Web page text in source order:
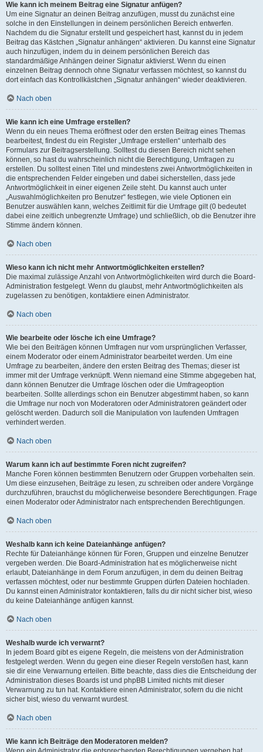
Wie kann ich meinem Beitrag eine Signatur anfügen?
Um eine Signatur an deinen Beitrag anzufügen, musst du zunächst eine
solche in den Einstellungen in deinem persönlichen Bereich entwerfen.
Nachdem du die Signatur erstellt und gespeichert hast, kannst du in jedem
Beitrag das Kästchen „Signatur anhängen“ aktivieren. Du kannst eine Signatur
auch hinzufügen, indem du in deinem persönlichen Bereich das
standardmäßige Anhängen deiner Signatur aktivierst. Wenn du einen
einzelnen Beitrag dennoch ohne Signatur verfassen möchtest, so kannst du
dort einfach das Kontrollkästchen „Signatur anhängen“ wieder deaktivieren.
Nach oben
Wie kann ich eine Umfrage erstellen?
Wenn du ein neues Thema eröffnest oder den ersten Beitrag eines Themas
bearbeitest, findest du ein Register „Umfrage erstellen“ unterhalb des
Formulars zur Beitragserstellung. Solltest du diesen Bereich nicht sehen
können, so hast du wahrscheinlich nicht die Berechtigung, Umfragen zu
erstellen. Du solltest einen Titel und mindestens zwei Antwortmöglichkeiten in
die entsprechenden Felder eingeben und dabei sicherstellen, dass jede
Antwortmöglichkeit in einer eigenen Zeile steht. Du kannst auch unter
„Auswahlmöglichkeiten pro Benutzer“ festlegen, wie viele Optionen ein
Benutzer auswählen kann, welches Zeitlimit für die Umfrage gilt (0 bedeutet
dabei eine zeitlich unbegrenzte Umfrage) und schließlich, ob die Benutzer ihre
Stimme ändern können.
Nach oben
Wieso kann ich nicht mehr Antwortmöglichkeiten erstellen?
Die maximal zulässige Anzahl von Antwortmöglichkeiten wird durch die Board-
Administration festgelegt. Wenn du glaubst, mehr Antwortmöglichkeiten als
zugelassen zu benötigen, kontaktiere einen Administrator.
Nach oben
Wie bearbeite oder lösche ich eine Umfrage?
Wie bei den Beiträgen können Umfragen nur vom ursprünglichen Verfasser,
einem Moderator oder einem Administrator bearbeitet werden. Um eine
Umfrage zu bearbeiten, ändere den ersten Beitrag des Themas; dieser ist
immer mit der Umfrage verknüpft. Wenn niemand eine Stimme abgegeben hat,
dann können Benutzer die Umfrage löschen oder die Umfrageoption
bearbeiten. Sollte allerdings schon ein Benutzer abgestimmt haben, so kann
die Umfrage nur noch von Moderatoren oder Administratoren geändert oder
gelöscht werden. Dadurch soll die Manipulation von laufenden Umfragen
verhindert werden.
Nach oben
Warum kann ich auf bestimmte Foren nicht zugreifen?
Manche Foren können bestimmten Benutzern oder Gruppen vorbehalten sein.
Um diese einzusehen, Beiträge zu lesen, zu schreiben oder andere Vorgänge
durchzuführen, brauchst du möglicherweise besondere Berechtigungen. Frage
einen Moderator oder Administrator nach entsprechenden Berechtigungen.
Nach oben
Weshalb kann ich keine Dateianhänge anfügen?
Rechte für Dateianhänge können für Foren, Gruppen und einzelne Benutzer
vergeben werden. Die Board-Administration hat es möglicherweise nicht
erlaubt, Dateianhänge in dem Forum anzufügen, in dem du deinen Beitrag
verfassen möchtest, oder nur bestimmte Gruppen dürfen Dateien hochladen.
Du kannst einen Administrator kontaktieren, falls du dir nicht sicher bist, wieso
du keine Dateianhänge anfügen kannst.
Nach oben
Weshalb wurde ich verwarnt?
In jedem Board gibt es eigene Regeln, die meistens von der Administration
festgelegt werden. Wenn du gegen eine dieser Regeln verstoßen hast, kann
sie dir eine Verwarnung erteilen. Bitte beachte, dass dies die Entscheidung der
Administration dieses Boards ist und phpBB Limited nichts mit dieser
Verwarnung zu tun hat. Kontaktiere einen Administrator, sofern du die nicht
sicher bist, wieso du verwarnt wurdest.
Nach oben
Wie kann ich Beiträge den Moderatoren melden?